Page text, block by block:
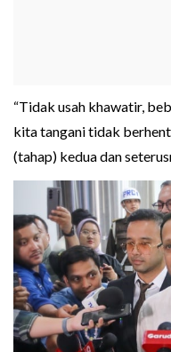
“Tidak usah khawatir,
kita tangani tidak
(tahap) kedua dan